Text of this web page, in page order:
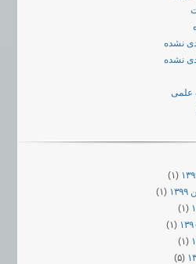
نشده
نشده
علمی
(۱)
(۱)
(۱)
(۱)
(۱)
(۵)